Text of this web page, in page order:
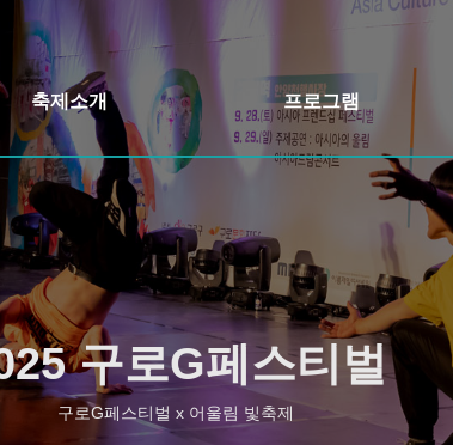
축제소개
축제개요
인사말
축제일정
오시는길
행사장안내
프로그램
개막식&축하콘서트
어울림정원 빛축제
정원버스킹
구로책 축제&야외도서관
주민자치 프로그램 발표회
구로G페스티벌
구로G페스티벌 x 어울림 빛축제